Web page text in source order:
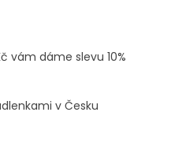
vám dáme slevu 10%
v Česku